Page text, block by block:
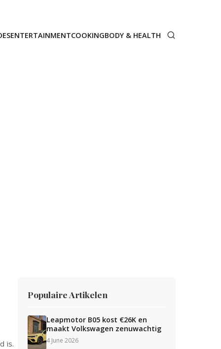
ENTERTAINMENTCOOKINGBODY & HEALTH
is.
Populaire Artikelen
Leapmotor B05 kost €26K en
maakt Volkswagen zenuwachtig
4 June 2026